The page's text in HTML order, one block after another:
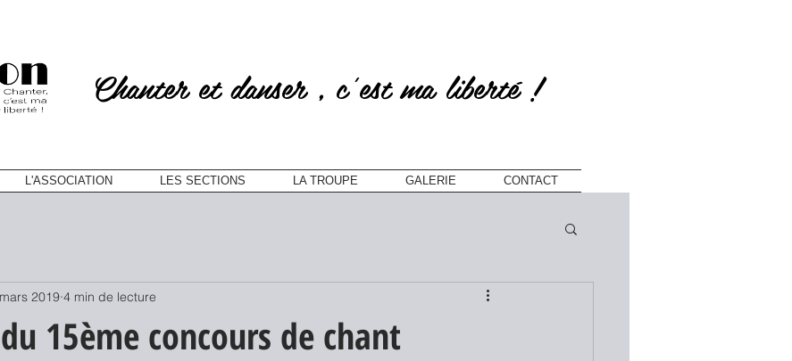
Chanter et danser , c'est ma liberté !
L'ASSOCIATION LES SECTIONS LA TROUPE GALERIE CONTACT
15ème concours de chant
2019 4 min de lecture